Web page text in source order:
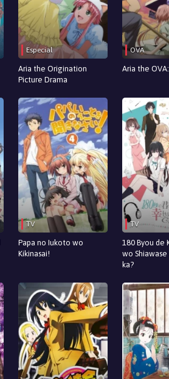
Especial
Aria the Origination
Picture Drama
OVA
Aria the
TV
Papa no Iukoto wo
Kikinasai!
TV
180 Byou de
wo Shiawase
ka?